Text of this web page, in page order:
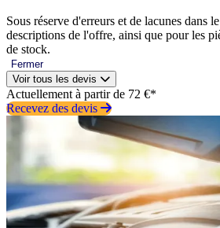
Sous réserve d'erreurs et de lacunes dans
descriptions de l'offre, ainsi que pour les
de stock.
Fermer
Voir tous les devis
Actuellement à partir de 72 €*
Recevez des devis